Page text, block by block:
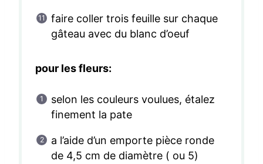
faire coller trois feuille sur chaque
gâteau avec du blanc d’oeuf
pour les fleurs:
selon les couleurs voulues, étalez
finement la pate
a l’aide d’un emporte pièce ronde
de 4,5 cm de diamètre ( ou 5)